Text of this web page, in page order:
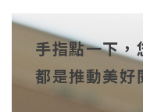
cebo
ok
手指點一下
都是推動美